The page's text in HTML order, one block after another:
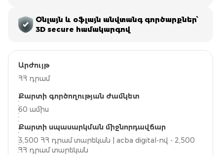
Օնլայն և օֆլայն անվտանգ գործարքներ՝
3D secure համակարգով
Արժույթ
ՀՀ դրամ
Քարտի գործողության ժամկետ
60 ամիս
Քարտի սպասարկման միջնորդավճար
3,500 ՀՀ դրամ տարեկան | acba digital-ով - 2,500
ՀՀ դրամ տարեկան